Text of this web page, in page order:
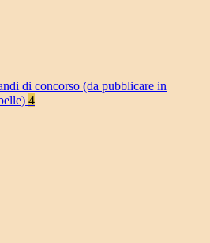
di concorso (da pubblicare in
4